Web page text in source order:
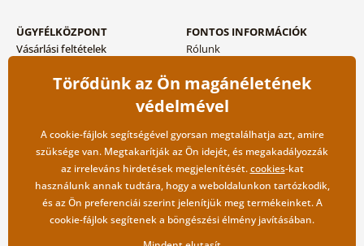
ÜGYFÉLKÖZPONT
Vásárlási feltételek
Szállítási és fizetési módok
FONTOS INFORMÁCIÓK
Rólunk
Blog
Kapcsolat
Nagykereskedelmi
együttműködés
Törődünk az Ön magánéletének
védelmével
A cookie-fájlok segítségével gyorsan megtalálhatja azt, amire
szüksége van. Megtakarítják az Ön idejét, és megakadályozzák
az irreleváns hirdetések megjelenítését.cookies-kat
használunk annak tudtára, hogy a weboldalunkon tartózkodik,
és az Ön preferenciái szerint jelenítjük meg termékeinket. A
cookie-fájlok segítenek a böngészési élmény javításában.